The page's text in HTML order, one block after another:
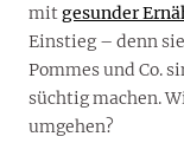
mitgesunder
Einstieg – denn
Pommes und Co.
süchtig machen.
umgehen?